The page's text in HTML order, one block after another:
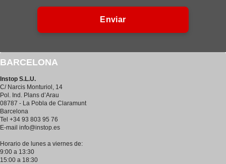
Enviar
BARCELONA
Instop S.L.U.
C/ Narcis Monturiol, 14
Pol. Ind. Plans d’Arau
08787 - La Pobla de Claramunt
Barcelona
Tel +34 93 803 95 76
E-mail info@instop.es
Horario de lunes a viernes de:
9:00 a 13:30
15:00 a 18:30